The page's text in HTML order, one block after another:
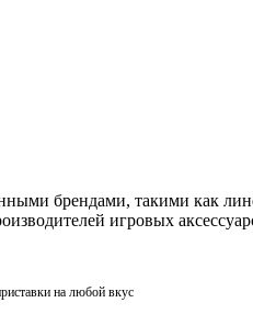
брендами, такими как
игровых
на любой вкус